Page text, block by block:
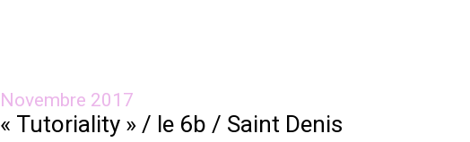
Novembre 2017
« Tutoriality » / le 6b / Saint Denis